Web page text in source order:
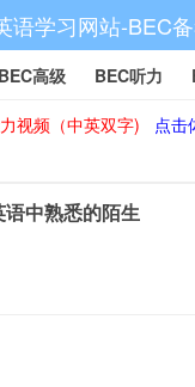
语学习网站-BEC
BEC高级 BEC听力
BEC视频 BEC真
视频（中英双字) 点击
语中熟悉的陌生